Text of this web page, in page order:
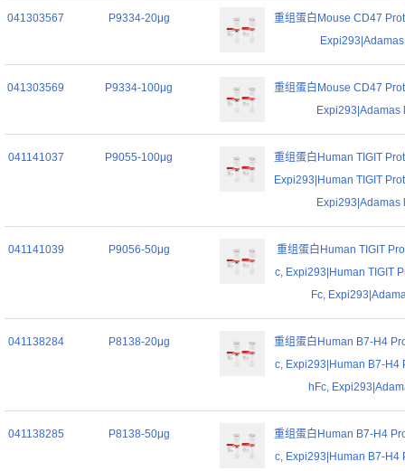
041303567 P9334-20μg
重组蛋白Mouse CD47
041303569 P9334-100μg
重组蛋白Mouse CD47
Expi293|Adamas
041141037 P9055-100μg
重组蛋白Human TIGIT
Expi293|Human TIGIT
Expi293|Adamas
041141039 P9056-50μg
重组蛋白Human TIGIT
c, Expi293|Human TIGIT
Fc,
041138284 P8138-20μg
重组蛋白Human B7-H4
c, Expi293|Human B7-H4
hFc,
041138285 P8138-50μg
重组蛋白Human B7-H4
c, Expi293|Human B7-H4